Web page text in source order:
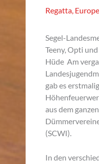
Regatta Europe
Segel-
Teeny, Opti
Hüde Am
gab es
aus dem
(SCWI).
In den